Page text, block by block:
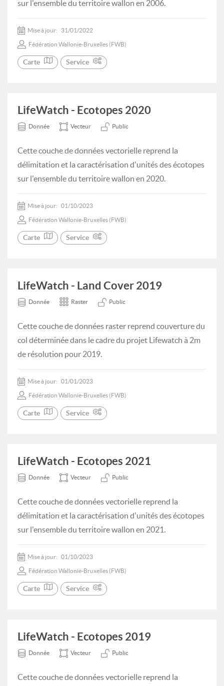
sur l'ensemble du territoire wallon en 2006.
Mise à jour: 31/01/2022
Fédération Wallonie-Bruxelles (FWB)
Carte Service
LifeWatch - Ecotopes 2020
Donnée Vecteur Public
Cette couche de données vectorielle reprend la
délimitation et la caractérisation d'unités des écotopes
sur l'ensemble du territoire wallon en 2020.
Mise à jour: 01/10/2023
Fédération Wallonie-Bruxelles (FWB)
Carte Service
LifeWatch - Land Cover 2019
Donnée Raster Public
Cette couche de données raster reprend couverture du
col déterminée dans le cadre du projet Lifewatch à 2m
de résolution pour 2019.
Mise à jour: 01/01/2023
Fédération Wallonie-Bruxelles (FWB)
Carte Service
LifeWatch - Ecotopes 2021
Donnée Vecteur Public
Cette couche de données vectorielle reprend la
délimitation et la caractérisation d'unités des écotopes
sur l'ensemble du territoire wallon en 2021.
Mise à jour: 01/10/2023
Fédération Wallonie-Bruxelles (FWB)
Carte Service
LifeWatch - Ecotopes 2019
Donnée Vecteur Public
Cette couche de données vectorielle reprend la